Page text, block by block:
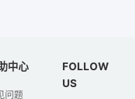
中心
问题
FOLLOW
US